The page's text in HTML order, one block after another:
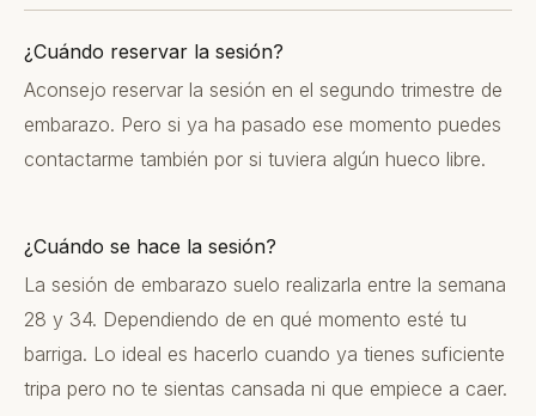
¿Cuándo reservar la sesión?
Aconsejo reservar la sesión en el segundo trimestre de
embarazo. Pero si ya ha pasado ese momento puedes
contactarme también por si tuviera algún hueco libre.
¿Cuándo se hace la sesión?
La sesión de embarazo suelo realizarla entre la semana
28 y 34. Dependiendo de en qué momento esté tu
barriga. Lo ideal es hacerlo cuando ya tienes suficiente
tripa pero no te sientas cansada ni que empiece a caer.